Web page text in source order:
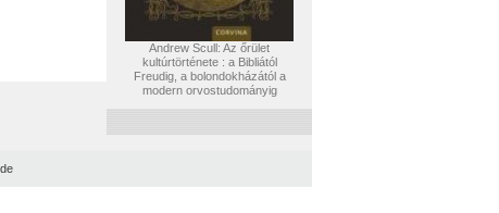
Andrew Scull: Az őrület
kultúrtörténete : a Bibliától
Freudig, a bolondokházától a
modern orvostudományig